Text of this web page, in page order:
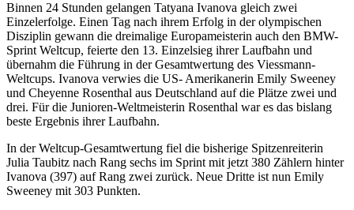
Binnen 24 Stunden gelangen Tatyana Ivanova gleich zwei
Einzelerfolge. Einen Tag nach ihrem Erfolg in der olympischen
Disziplin gewann die dreimalige Europameisterin auch den BMW-
Sprint Weltcup, feierte den 13. Einzelsieg ihrer Laufbahn und
übernahm die Führung in der Gesamtwertung des Viessmann-
Weltcups. Ivanova verwies die US- Amerikanerin Emily Sweeney
und Cheyenne Rosenthal aus Deutschland auf die Plätze zwei und
drei. Für die Junioren-Weltmeisterin Rosenthal war es das bislang
beste Ergebnis ihrer Laufbahn.
In der Weltcup-Gesamtwertung fiel die bisherige Spitzenreiterin
Julia Taubitz nach Rang sechs im Sprint mit jetzt 380 Zählern hinter
Ivanova (397) auf Rang zwei zurück. Neue Dritte ist nun Emily
Sweeney mit 303 Punkten.